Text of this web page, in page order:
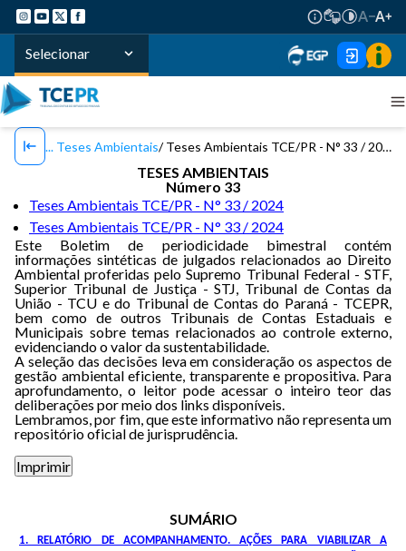
Selecionar
Teses Ambientais Teses Ambientais TCE/PR - N° 33 / 2024
TESES AMBIENTAIS
Número 33
Teses Ambientais TCE/PR - N° 33 / 2024
Teses Ambientais TCE/PR - N° 33 / 2024
Este Boletim de periodicidade bimestral contém
informações sintéticas de julgados relacionados ao Direito
Ambiental proferidas pelo Supremo Tribunal Federal - STF,
Superior Tribunal de Justiça - STJ, Tribunal de Contas da
União - TCU e do Tribunal de Contas do Paraná - TCEPR,
bem como de outros Tribunais de Contas Estaduais e
Municipais sobre temas relacionados ao controle externo,
evidenciando o valor da sustentabilidade.
A seleção das decisões leva em consideração os aspectos de
gestão ambiental eficiente, transparente e propositiva. Para
aprofundamento, o leitor pode acessar o inteiro teor das
deliberações por meio dos links disponíveis.
Lembramos, por fim, que este informativo não representa um
repositório oficial de jurisprudência.
SUMÁRIO
1. RELATÓRIO DE ACOMPANHAMENTO. AÇÕES PARA VIABILIZAR A